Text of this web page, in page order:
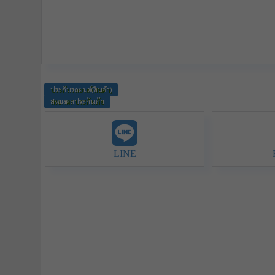
ประกันรถยนต์(สินค้า)
สหมงคลประกันภัย
LINE